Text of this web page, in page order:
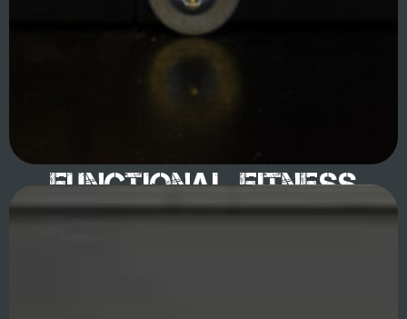
Functional Fitness